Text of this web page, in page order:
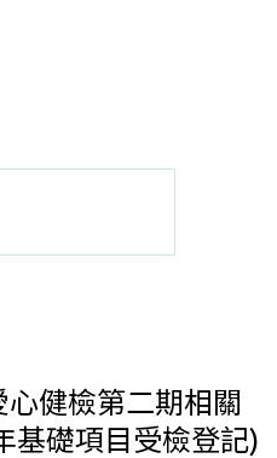
健檢第二期相關
基礎項目受檢登記)